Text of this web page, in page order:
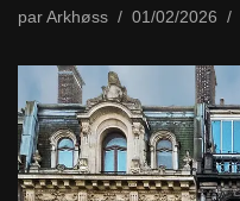
par Arkhøss 01/02/2026